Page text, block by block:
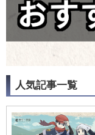
人気記事一覧